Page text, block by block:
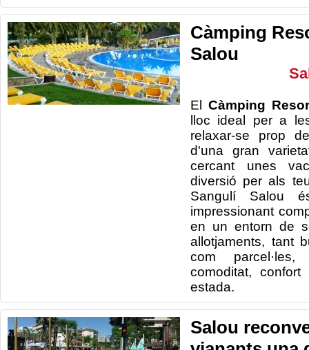
Càmping
Salou
El
Càmping
lloc ideal per a
relaxar-se prop
d'una gran
cercant unes
diversió per als
Sangulí
impressionant
en un entorn de
allotjaments, tant
com
comoditat,
estada.
Salou